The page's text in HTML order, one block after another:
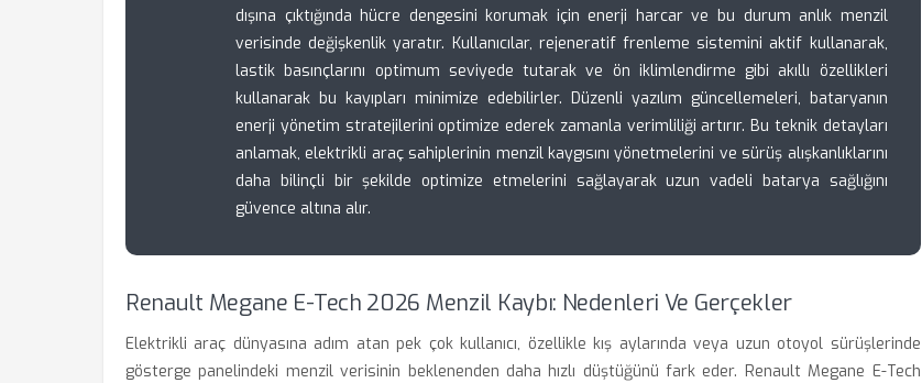
dışına çıktığında hücre dengesini korumak için enerji harcar ve bu durum anlık menzil
verisinde değişkenlik yaratır. Kullanıcılar, rejeneratif frenleme sistemini aktif kullanarak,
lastik basınçlarını optimum seviyede tutarak ve ön iklimlendirme gibi akıllı özellikleri
kullanarak bu kayıpları minimize edebilirler. Düzenli yazılım güncellemeleri, bataryanın
enerji yönetim stratejilerini optimize ederek zamanla verimliliği artırır. Bu teknik detayları
anlamak, elektrikli araç sahiplerinin menzil kaygısını yönetmelerini ve sürüş alışkanlıklarını
daha bilinçli bir şekilde optimize etmelerini sağlayarak uzun vadeli batarya sağlığını
güvence altına alır.
Renault Megane E-Tech 2026 Menzil Kaybı: Nedenleri Ve Gerçekler
Elektrikli araç dünyasına adım atan pek çok kullanıcı, özellikle kış aylarında veya uzun otoyol sürüşlerinde
gösterge panelindeki menzil verisinin beklenenden daha hızlı düştüğünü fark eder. Renault Megane E-Tech